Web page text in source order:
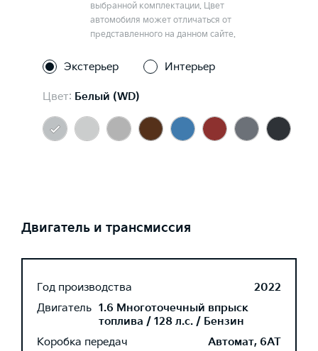
выбранной комплектации. Цвет
автомобиля может отличаться от
представленного на данном сайте.
Экстерьер Интерьер
Цвет: Белый (WD)
Двигатель и трансмиссия
Год производства
2022
Двигатель 1.6 Многоточечный впрыск
топлива / 128 л.с. / Бензин
Коробка передач
Автомат, 6AT